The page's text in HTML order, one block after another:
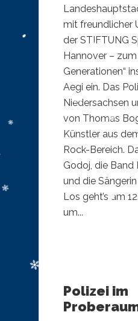
mit freundlicher
der STIFTUNG
Hannover –
Generationen“
Aegi ein. Das
Niedersachsen
von Thomas
Künstler aus
Rock-Bereich.
Godoj, die Band
und die
Los geht’s am
um...
Polizei im